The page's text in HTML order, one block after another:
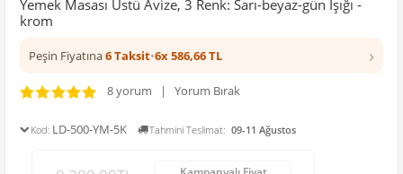
Yemek Masası Üstü Avize, 3 Renk: Sarı-beyaz-gün Işığı -
krom
Peşin Fiyatına6 Taksit•6x 586,66 TL ›
8 yorum | Yorum Bırak
Kod: LD-500-YM-5K Tahmini Teslimat: 09-11 Ağustos